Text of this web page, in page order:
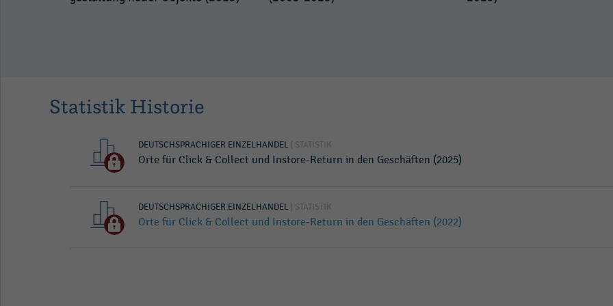
Statistik Historie
DEUTSCHSPRACHIGER EINZELHANDEL | STATISTIK
Orte für Click & Collect und Instore-Return in den Geschäften (2025)
DEUTSCHSPRACHIGER EINZELHANDEL | STATISTIK
Orte für Click & Collect und Instore-Return in den Geschäften (2022)